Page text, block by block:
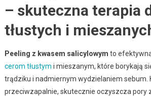
– skuteczna terapia
tłustych i
Peeling z kwasem salicylowym to
cerom tłustym i mieszanym, które borykają
trądziku i nadmiernym wydzielaniem sebum.
przeciwzapalnie, skutecznie oczyszcza pory